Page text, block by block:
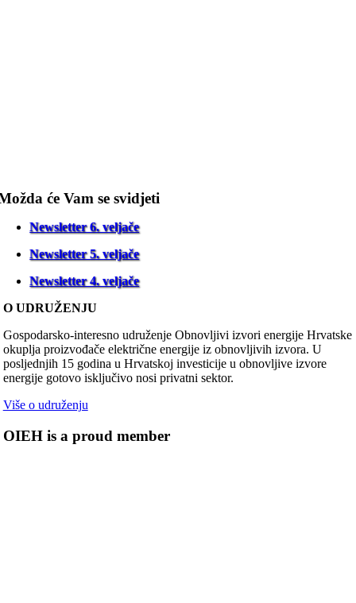
će Vam se svidjeti
Newsletter 6. veljače
Newsletter 5. veljače
Newsletter 4. veljače
O UDRUŽENJU
Gospodarsko-interesno udruženje Obnovljivi izvori energije Hrvatske
okuplja proizvođače električne energije iz obnovljivih izvora. U
posljednjih 15 godina u Hrvatskoj investicije u obnovljive izvore
energije gotovo isključivo nosi privatni sektor.
Više o udruženju
OIEH is a proud member